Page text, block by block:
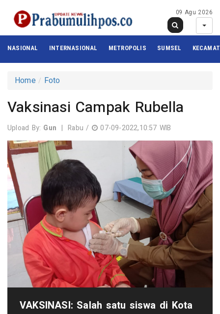
09 Agu 2026
NASIONAL INTERNASIONAL METROPOLIS SUMSEL
Home Foto
Vaksinasi Campak Rubella
Upload By: Gun | Rabu / 07-09-2022,10:57 WIB
VAKSINASI: Salah satu siswa di Kota